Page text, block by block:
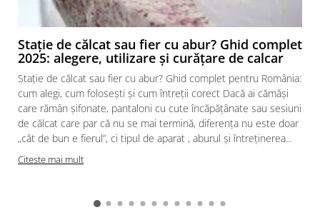
Stație de călcat sau fier cu abur? Ghid complet
2025: alegere, utilizare și curățare de calcar
Stație de călcat sau fier cu abur? Ghid complet pentru România:
cum alegi, cum folosești și cum întreții corect Dacă ai cămăși
care rămân șifonate, pantaloni cu cute încăpățânate sau sesiuni
de călcat care par că nu se mai termină, diferența nu este doar
„cât de bun e fierul”, ci tipul de aparat , aburul și întreținerea...
Citeste mai mult